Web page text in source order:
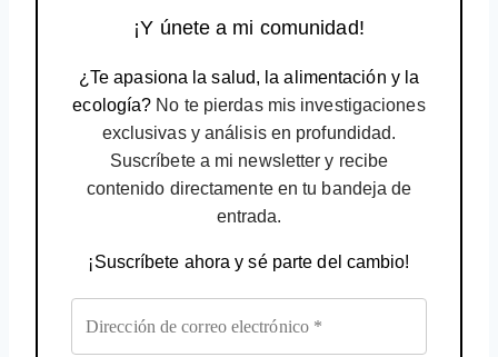
¡Y únete a mi comunidad!
¿Te apasiona la salud, la alimentación y la
ecología? No te pierdas mis investigaciones
exclusivas y análisis en profundidad.
Suscríbete a mi newsletter y recibe
contenido directamente en tu bandeja de
entrada.
¡Suscríbete ahora y sé parte del cambio!